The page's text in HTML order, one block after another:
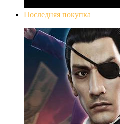
Последняя покупка